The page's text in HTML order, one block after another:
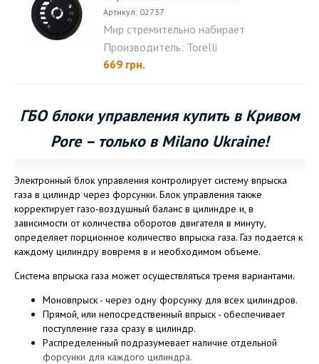
Артикул: 02737
Мир стремительно набирает
обороты развития...
Производитель: Torelli
669 грн.
ГБО блоки управления купить в Кривом
Роге – только в Milano Ukraine!
Электронный блок управления контролирует систему впрыска
газа в цилиндр через форсунки. Блок управления также
корректирует газо-воздушный баланс в цилиндре и, в
зависимости от количества оборотов двигателя в минуту,
определяет порционное количество впрыска газа. Газ подается к
каждому цилиндру вовремя в и необходимом объеме.
Система впрыска газа может осуществляться тремя вариантами.
Моновпрыск - через одну форсунку для всех цилиндров.
Прямой, или непосредственный впрыск - обеспечивает
поступление газа сразу в цилиндр.
Распределенный подразумевает наличие отдельной
форсунки для каждого цилиндра.